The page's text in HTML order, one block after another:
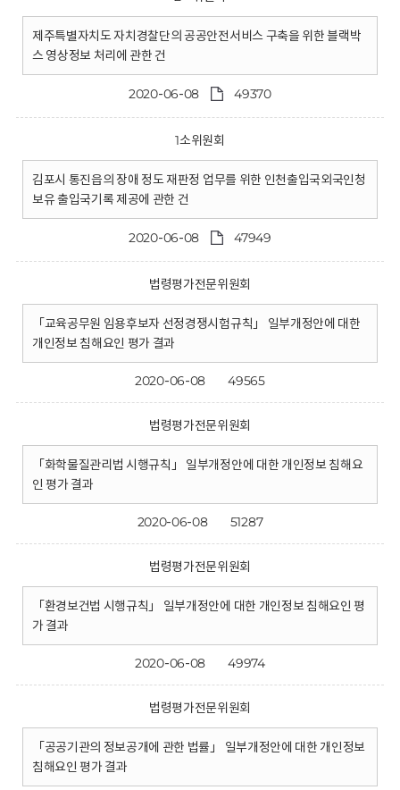
제주특별자치도 자치경찰단의 공공안전서비스 구축을 위한 블랙박
스 영상정보 처리에 관한 건
2020-06-08 49370
1소위원회
김포시 통진읍의 장애 정도 재판정 업무를 위한 인천출입국외국인청
보유 출입국기록 제공에 관한 건
2020-06-08 47949
법령평가전문위원회
「교육공무원 임용후보자 선정경쟁시험규칙」 일부개정안에 대한
개인정보 침해요인 평가 결과
2020-06-08 49565
법령평가전문위원회
「화학물질관리법 시행규칙」 일부개정안에 대한 개인정보 침해요
인 평가 결과
2020-06-08 51287
법령평가전문위원회
「환경보건법 시행규칙」 일부개정안에 대한 개인정보 침해요인 평
가 결과
2020-06-08 49974
법령평가전문위원회
「공공기관의 정보공개에 관한 법률」 일부개정안에 대한 개인정보
침해요인 평가 결과